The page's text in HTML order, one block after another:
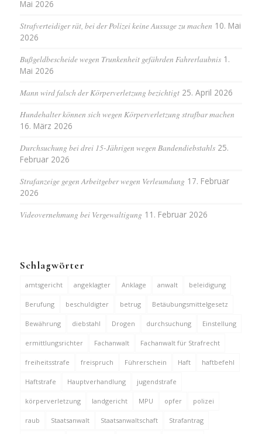
Mai 2026
Strafverteidiger rät, bei der Polizei keine Aussage zu machen 10. Mai
2026
Bußgeldbescheide wegen Trunkenheit gefährden Fahrerlaubnis 1.
Mai 2026
Mann wird falsch der Körperverletzung bezichtigt 25. April 2026
Hundehalter können sich wegen Körperverletzung strafbar machen
16. März 2026
Durchsuchung bei drei 15-Jährigen wegen Bandendiebstahls 25.
Februar 2026
Strafanzeige gegen Arbeitgeber wegen Verleumdung 17. Februar
2026
Videovernehmung bei Vergewaltigung 11. Februar 2026
Schlagwörter
amtsgericht angeklagter Anklage anwalt beleidigung
Berufung beschuldigter betrug Betäubungsmittelgesetz
Bewährung diebstahl Drogen durchsuchung Einstellung
ermittlungsrichter Fachanwalt Fachanwalt für Strafrecht
freiheitsstrafe freispruch Führerschein Haft haftbefehl
Haftstrafe Hauptverhandlung jugendstrafe
körperverletzung landgericht MPU opfer polizei
raub Staatsanwalt Staatsanwaltschaft Strafantrag